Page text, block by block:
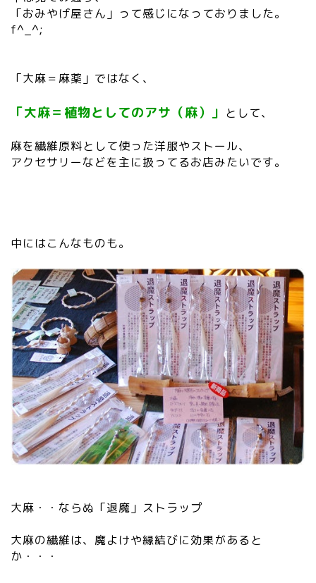
「おみやげ屋さん」って感じになっておりました。
f^_^;
「大麻＝麻薬」ではなく、
「大麻＝植物としてのアサ（麻）」 として、
麻を繊維原料として使った洋服やストール、
アクセサリーなどを主に扱ってるお店みたいです。
中にはこんなものも。
大麻・・ならぬ「退魔」ストラップ
大麻の繊維は、魔よけや縁結びに効果があると
か・・・